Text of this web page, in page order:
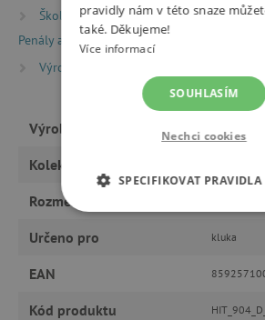
Školní batohy a aktovky
Školní
Penály a pouzdra
Výrobci
Výrobce
Kolekce
Rozměry
Určeno pro kluka
EAN
Kód produktu
pravidly nám v této snaze
také. Děkujeme!
Více informací
SOUHLASÍM
Nechci cookies
SPECIFIKOVAT
MARKETINGOVÉ